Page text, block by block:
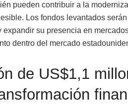
pueden contribuir a la
Los fondos levantados
expandir su presencia en
dentro del mercado
de US$1,1